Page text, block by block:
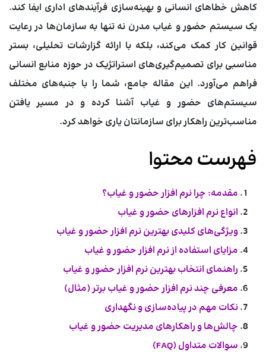
کاهش خطاهای انسانی و بهینه‌سازی فرآیندهای اداری ایفا کند.
یک سیستم حضور و غیاب مدرن نه تنها به سازمان‌ها در رعایت
قوانین کار کمک می‌کند، بلکه با ارائه گزارشات تحلیلی، بستر
مناسبی برای تصمیم‌گیری‌های استراتژیک در حوزه منابع انسانی
فراهم می‌آورد. این مقاله جامع، شما را با جنبه‌های مختلف
سیستم‌های حضور و غیاب آشنا کرده و در مسیر یافتن
مناسب‌ترین راهکار برای سازمانتان یاری خواهد کرد.
فهرست محتوا
مقدمه: چرا نرم افزار حضور و غیاب؟
انواع نرم افزارهای حضور و غیاب
ویژگی‌های کلیدی بهترین نرم افزار حضور و غیاب
مزایای استفاده از نرم افزار حضور و غیاب
راهنمای انتخاب بهترین نرم افزار حضور و غیاب
معرفی چند نرم افزار حضور و غیاب برتر (مثال)
نکات مهم در پیاده‌سازی و نگهداری
چالش‌ها و راهکارهای مدیریت حضور و غیاب
سوالات متداول (FAQ)